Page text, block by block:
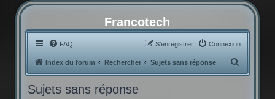
Francotech
FAQ Connexion
S’enregistrer
Index du forum Rechercher Sujets sans réponse
e
Sujets sans réponse